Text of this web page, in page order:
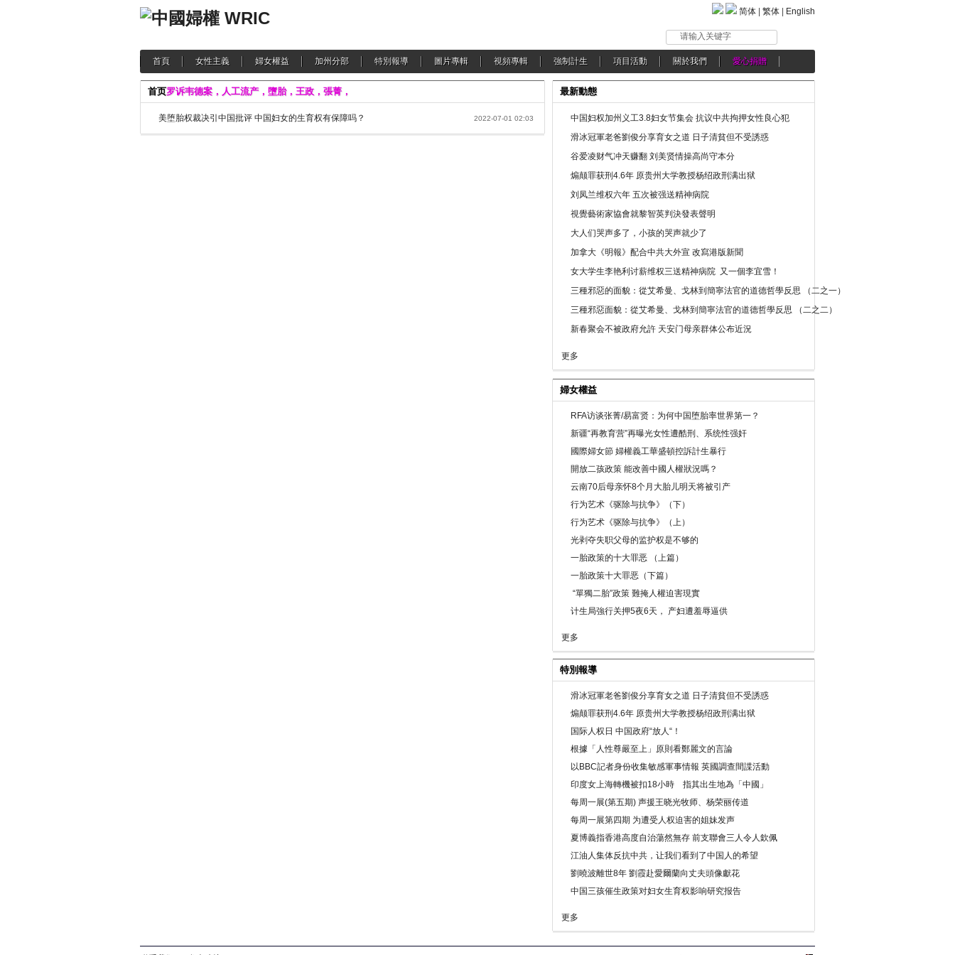
简体 繁体 English
请输入关键字
首頁 女性主義 婦女權益 加州分部 特別報導 圖片專輯 視頻專輯 強制計生 項目活動 關於我們 愛心捐贈
首页罗诉韦德案，人工流产，墮胎，王政，張菁，
美堕胎权裁决引中国批评 中国妇女的生育权有保障吗？ 2022-07-01 02:03
最新動態
中国妇权加州义工3.8妇女节集会 抗议中共拘押女性良心犯
滑冰冠軍老爸劉俊分享育女之道 日子清貧但不受誘惑
谷爱凌财气冲天赚翻 刘美贤情操高尚守本分
煽颠罪获刑4.6年 原贵州大学教授杨绍政刑满出狱
刘凤兰维权六年 五次被强送精神病院
視覺藝術家協會就黎智英判決發表聲明
大人们哭声多了，小孩的哭声就少了
加拿大《明報》配合中共大外宣 改寫港版新聞
女大学生李艳利讨薪维权三送精神病院 又一個李宜雪！
三種邪惡的面貌：從艾希曼、戈林到簡寧法官的道德哲學反思 （二之一）
三種邪惡面貌：從艾希曼、戈林到簡寧法官的道德哲學反思 （二之二）
新春聚会不被政府允許 天安门母亲群体公布近況
更多
婦女權益
RFA访谈张菁/易富贤：为何中国堕胎率世界第一？
新疆“再教育营”再曝光女性遭酷刑、系统性强奸
國際婦女節 婦權義工華盛頓控訴計生暴行
開放二孩政策 能改善中國人權狀況嗎？
云南70后母亲怀8个月大胎儿明天将被引产
行为艺术《驱除与抗争》（下）
行为艺术《驱除与抗争》（上）
光剥夺失职父母的监护权是不够的
一胎政策的十大罪恶 （上篇）
一胎政策十大罪恶（下篇）
“單獨二胎”政策 難掩人權迫害現實
计生局強行关押5夜6天， 产妇遭羞辱逼供
更多
特別報導
滑冰冠軍老爸劉俊分享育女之道 日子清貧但不受誘惑
煽颠罪获刑4.6年 原贵州大学教授杨绍政刑满出狱
国际人权日 中国政府“放人“！
根據「人性尊嚴至上」原則看鄭麗文的言論
以BBC記者身份收集敏感軍事情報 英國調查間諜活動
印度女上海轉機被扣18小時 指其出生地為「中國」
每周一展(第五期) 声援王晓光牧师、杨荣丽传道
每周一展第四期 为遭受人权迫害的姐妹发声
夏博義指香港高度自治蕩然無存 前支聯會三人令人欽佩
江油人集体反抗中共，让我们看到了中国人的希望
劉曉波離世8年 劉霞赴愛爾蘭向丈夫頭像獻花
中国三孩催生政策对妇女生育权影响研究报告
更多